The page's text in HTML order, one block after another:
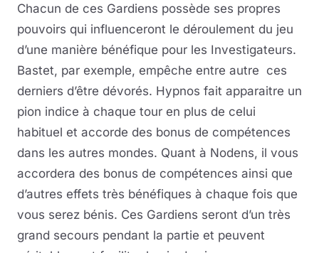
Chacun de ces Gardiens possède ses propres
pouvoirs qui influenceront le déroulement du jeu
d’une manière bénéfique pour les Investigateurs.
Bastet, par exemple, empêche entre autre ces
derniers d’être dévorés. Hypnos fait apparaitre un
pion indice à chaque tour en plus de celui
habituel et accorde des bonus de compétences
dans les autres mondes. Quant à Nodens, il vous
accordera des bonus de compétences ainsi que
d’autres effets très bénéfiques à chaque fois que
vous serez bénis. Ces Gardiens seront d’un très
grand secours pendant la partie et peuvent